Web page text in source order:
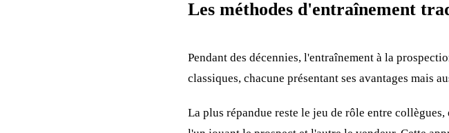
Les méthodes d'entraînement
Pendant des décennies, l'entraînement à la
classiques, chacune présentant ses avantages mais
La plus répandue reste le jeu de rôle entre